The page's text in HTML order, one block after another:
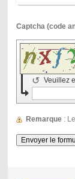
Veuillez
↺
Remarque :